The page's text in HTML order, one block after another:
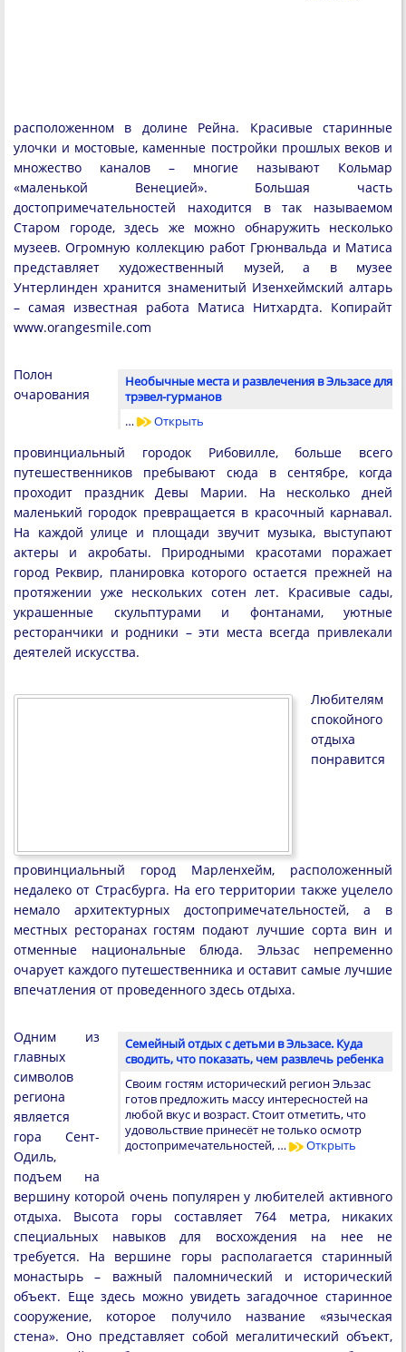
расположенном в долине Рейна. Красивые старинные
улочки и мостовые, каменные постройки прошлых веков и
множество каналов – многие называют Кольмар
«маленькой Венецией». Большая часть
достопримечательностей находится в так называемом
Старом городе, здесь же можно обнаружить несколько
музеев. Огромную коллекцию работ Грюнвальда и Матиса
представляет художественный музей, а в музее
Унтерлинден хранится знаменитый Изенхеймский алтарь
– самая известная работа Матиса Нитхардта. Копирайт
www.orangesmile.com
Необычные места и развлечения в Эльзасе для
трэвел-гурманов
…
Открыть
Полон
очарования
провинциальный городок Рибовилле, больше всего
путешественников пребывают сюда в сентябре, когда
проходит праздник Девы Марии. На несколько дней
маленький городок превращается в красочный карнавал.
На каждой улице и площади звучит музыка, выступают
актеры и акробаты. Природными красотами поражает
город Реквир, планировка которого остается прежней на
протяжении уже нескольких сотен лет. Красивые сады,
украшенные скульптурами и фонтанами, уютные
ресторанчики и родники – эти места всегда привлекали
деятелей искусства.
Любителям
спокойного
отдыха
понравится
провинциальный город Марленхейм, расположенный
недалеко от Страсбурга. На его территории также уцелело
немало архитектурных достопримечательностей, а в
местных ресторанах гостям подают лучшие сорта вин и
отменные национальные блюда. Эльзас непременно
очарует каждого путешественника и оставит самые лучшие
впечатления от проведенного здесь отдыха.
Семейный отдых с детьми в Эльзасе. Куда
сводить, что показать, чем развлечь ребенка
Своим гостям исторический регион Эльзас
готов предложить массу интересностей на
любой вкус и возраст. Стоит отметить, что
удовольствие принесёт не только осмотр
достопримечательностей, …
Открыть
Одним из
главных
символов
региона
является
гора Сент-
Одиль,
подъем на
вершину которой очень популярен у любителей активного
отдыха. Высота горы составляет 764 метра, никаких
специальных навыков для восхождения на нее не
требуется. На вершине горы располагается старинный
монастырь – важный паломнический и исторический
объект. Еще здесь можно увидеть загадочное старинное
сооружение, которое получило название «языческая
стена». Оно представляет собой мегалитический объект,